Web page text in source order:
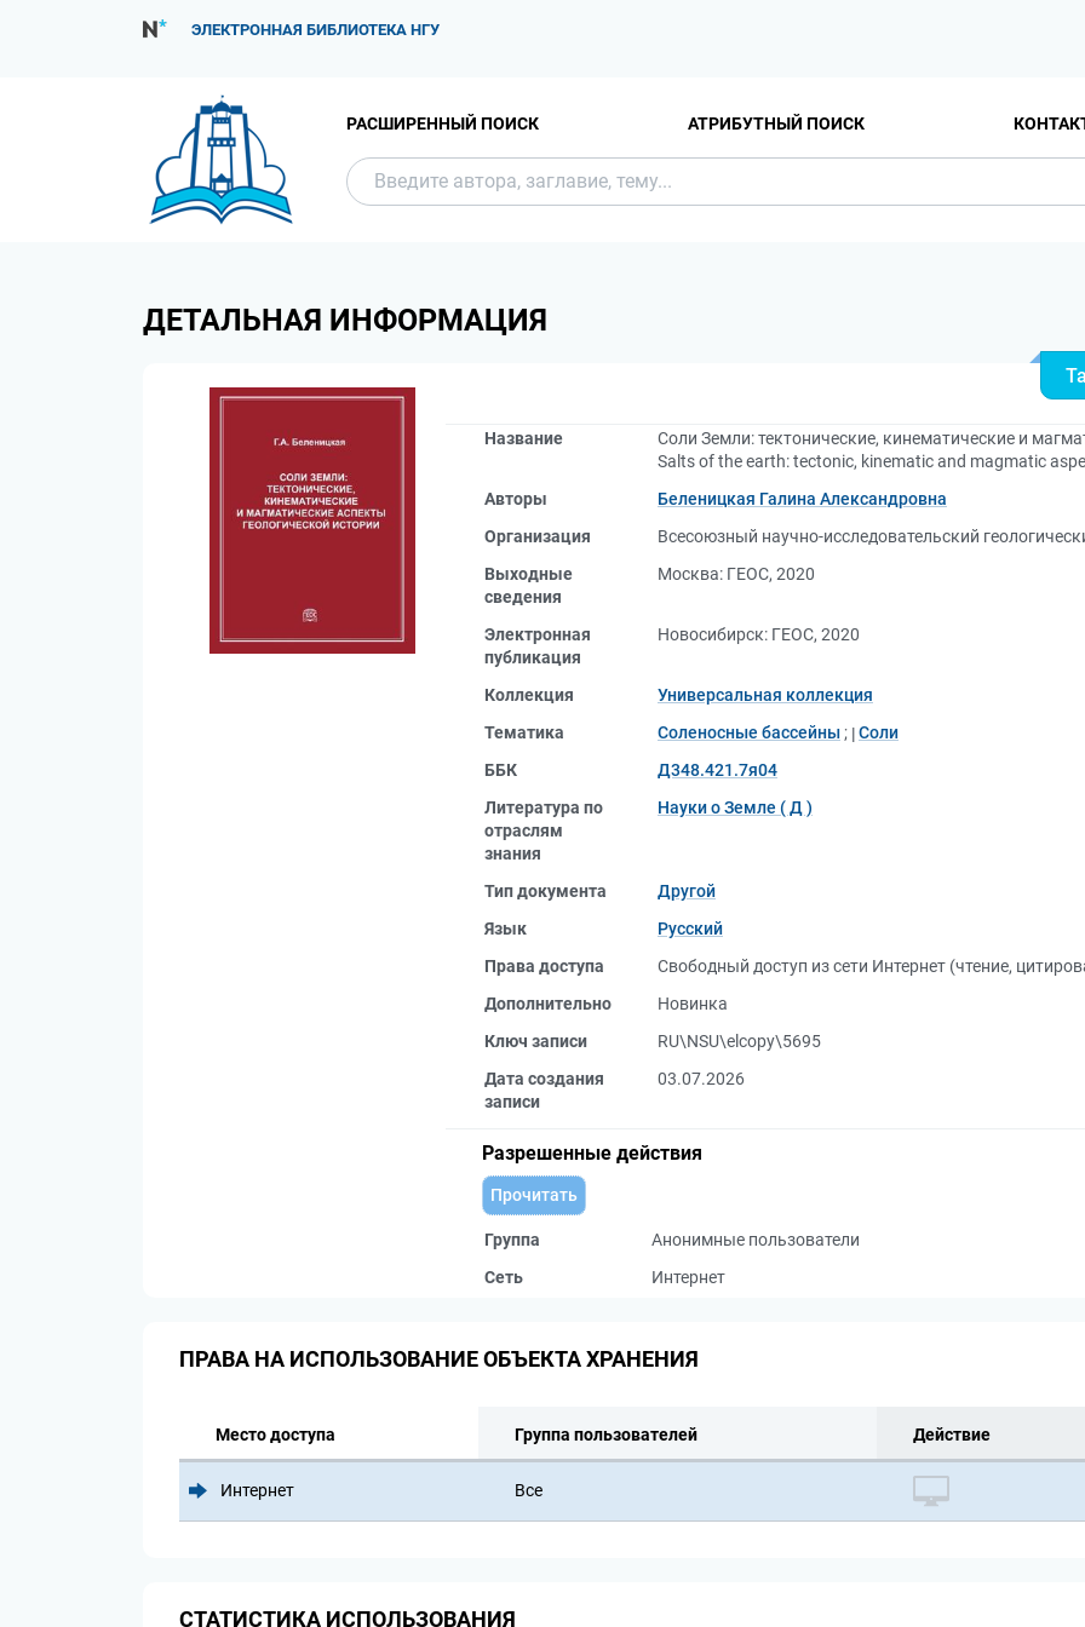
ЭЛЕКТРОННАЯ БИБЛИОТЕКА НГУ
РАСШИРЕННЫЙ ПОИСК АТРИБУТНЫЙ ПОИСК
ДЕТАЛЬНАЯ ИНФОРМАЦИЯ
Название
Соли Земли: тектонические, кинематические и
Salts of the earth: tectonic, kinematic and magmatic
Авторы
Беленицкая Галина Александровна
Организация
Всесоюзный научно-исследовательский
Выходные
сведения
Москва: ГЕОС, 2020
Электронная
публикация
Новосибирск: ГЕОС, 2020
Коллекция
Универсальная коллекция
Тематика
Соленосные бассейны ; Соли
ББК
Д348.421.7я04
Литература по
отраслям
знания
Науки о Земле ( Д )
Тип документа
Другой
Язык
Русский
Права доступа
Свободный доступ из сети Интернет (чтение,
Дополнительно
Новинка
Ключ записи
RU\NSU\elcopy\5695
Дата создания
записи
03.07.2026
Разрешенные действия
Прочитать
Группа
Анонимные пользователи
Сеть
Интернет
ПРАВА НА ИСПОЛЬЗОВАНИЕ ОБЪЕКТА ХРАНЕНИЯ
Место доступа Группа пользователей Действие
Интернет Все
СТАТИСТИКА ИСПОЛЬЗОВАНИЯ